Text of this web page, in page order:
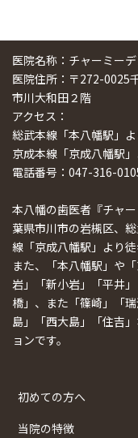
医院名称：チャーミー
医院住所：〒272-
市川大和田２階
アクセス：
総武本線「本八幡駅」
京成本線「京成八幡駅
電話番号：047-316-
本八幡の歯医者『チャ
葉県市川市の岩槻区、
線「京成八幡駅」より
また、「本八幡駅」や
岩」「新小岩」「平井
橋」、また「篠崎」「
島」「西大島」「住吉
ョンです。
初めての方へ
当院の特徴